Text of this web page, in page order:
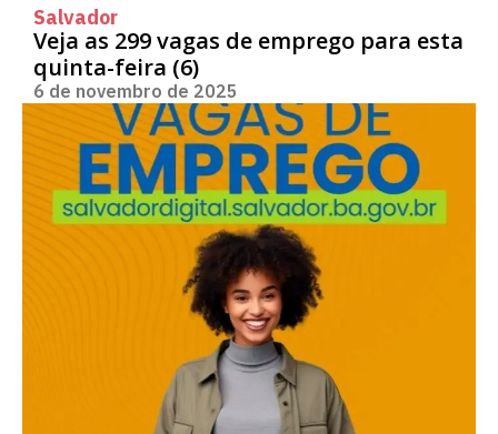
Salvador
Veja as 299 vagas de emprego para esta
quinta-feira (6)
6 de novembro de 2025